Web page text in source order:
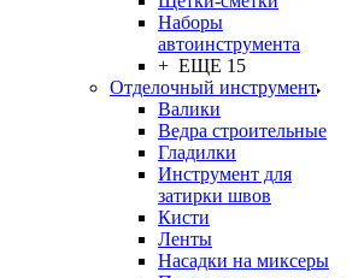
Наборы
автоинструмента
+ ЕЩЕ 15
Отделочный инструмент
Валики
Ведра строительные
Гладилки
Инструмент для
затирки швов
Кисти
Ленты
Насадки на миксеры